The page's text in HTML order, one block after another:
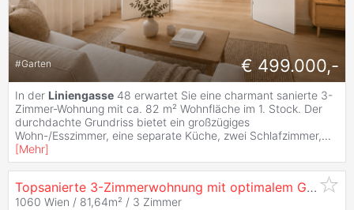
#Garten € 499.000,-
In der Liniengasse 48 erwartet Sie eine charmant sanierte 3-
Zimmer-Wohnung mit ca. 82 m² Wohnfläche im 1. Stock. Der
durchdachte Grundriss bietet ein großzügiges
Wohn-/Esszimmer, eine separate Küche, zwei Schlafzimmer,...
[Mehr]
Topsanierte 3-Zimmerwohnung mit optimalem Grundriss
1060 Wien / 81,64m² / 3 Zimmer